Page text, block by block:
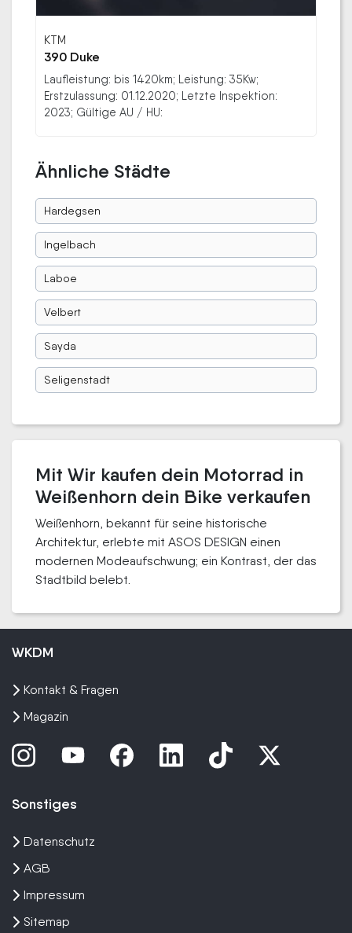
KTM
390 Duke
Laufleistung: bis 1420km; Leistung: 35Kw;
Erstzulassung: 01.12.2020; Letzte Inspektion:
2023; Gültige AU / HU:
Ähnliche Städte
Hardegsen
Ingelbach
Laboe
Velbert
Sayda
Seligenstadt
Mit Wir kaufen dein Motorrad in
Weißenhorn dein Bike verkaufen
Weißenhorn, bekannt für seine historische
Architektur, erlebte mit ASOS DESIGN einen
modernen Modeaufschwung; ein Kontrast, der das
Stadtbild belebt.
WKDM
Kontakt & Fragen
Magazin
Sonstiges
Datenschutz
AGB
Impressum
Sitemap